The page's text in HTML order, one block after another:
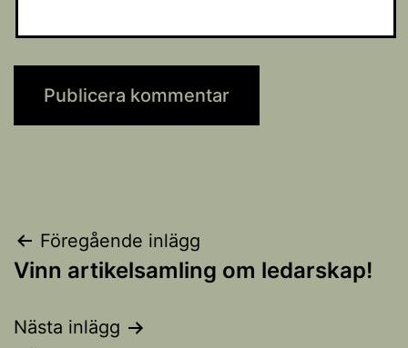
Inläggsnavigering
Föregående inlägg
Vinn artikelsamling om ledarskap!
Nästa inlägg